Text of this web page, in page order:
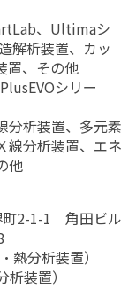
、Ultimaシ
解析装置、カッ
置、その他
シリー
分析装置、多元素
線分析装置、エネ
他
町2-1-1 角田ビル
熱分析装置）
析装置）